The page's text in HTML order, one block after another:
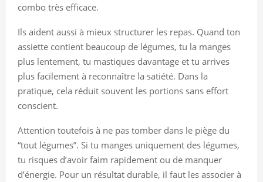
combo très efficace.
Ils aident aussi à mieux structurer les repas. Quand ton
assiette contient beaucoup de légumes, tu la manges
plus lentement, tu mastiques davantage et tu arrives
plus facilement à reconnaître la satiété. Dans la
pratique, cela réduit souvent les portions sans effort
conscient.
Attention toutefois à ne pas tomber dans le piège du
“tout légumes”. Si tu manges uniquement des légumes,
tu risques d’avoir faim rapidement ou de manquer
d’énergie. Pour un résultat durable, il faut les associer à